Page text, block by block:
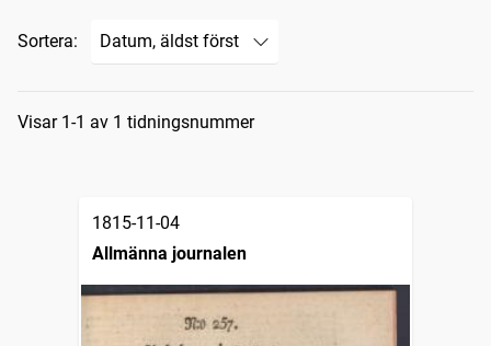
Sortera:
Sökresultat
Visar 1-1 av 1 tidningsnummer
1815-11-04
Allmänna journalen